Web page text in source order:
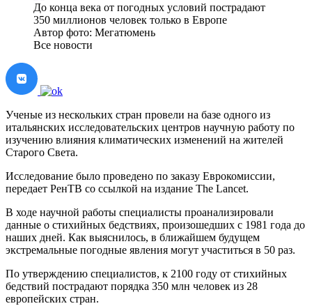
До конца века от погодных условий пострадают
350 миллионов человек только в Европе
Автор фото: Мегатюмень
Все новости
Ученые из нескольких стран провели на базе одного из
итальянских исследовательских центров научную работу по
изучению влияния климатических изменений на жителей
Старого Света.
Исследование было проведено по заказу Еврокомиссии,
передает РенТВ со ссылкой на издание The Lancet.
В ходе научной работы специалисты проанализировали
данные о стихийных бедствиях, произошедших с 1981 года до
наших дней. Как выяснилось, в ближайшем будущем
экстремальные погодные явления могут участиться в 50 раз.
По утверждению специалистов, к 2100 году от стихийных
бедствий пострадают порядка 350 млн человек из 28
европейских стран.